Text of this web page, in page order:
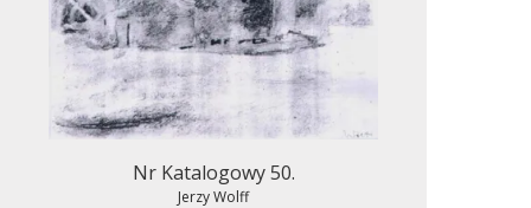
Nr Katalogowy 50.
Jerzy Wolff